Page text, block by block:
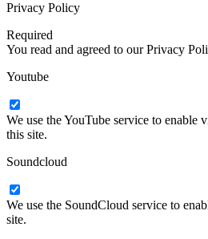
Privacy Policy
Required
You read and agreed to our Privacy
Youtube
We use the YouTube service to enable
this site.
Soundcloud
We use the SoundCloud service to
site.